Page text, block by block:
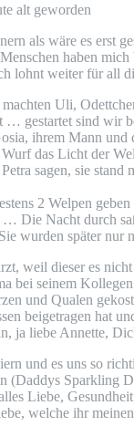
alt geworden
als wäre es erst
haben
lohnt weiter für
Uli,
gestartet sind wir
ihrem Mann
das Licht der
sagen, sie
2 Welpen
Die Nacht durch
wurden später nur
weil dieser es
bei seinem
und Qualen
beigetragen hat
ja liebe Annette,
und es uns so
Sparkling
Liebe,
welche ihr